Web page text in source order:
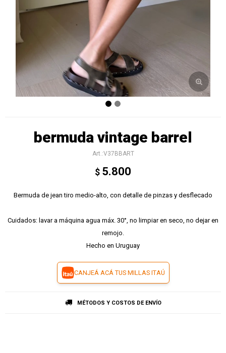
bermuda vintage barrel
V37BBART
$ 5.800
Bermuda de jean tiro medio-alto, con detalle de pinzas y desflecado
Cuidados: lavar a máquina agua máx. 30°, no limpiar en seco, no dejar en
remojo.
Hecho en Uruguay
CANJEÁ ACÁ TUS MILLAS ITAÚ
MÉTODOS Y COSTOS DE ENVÍO